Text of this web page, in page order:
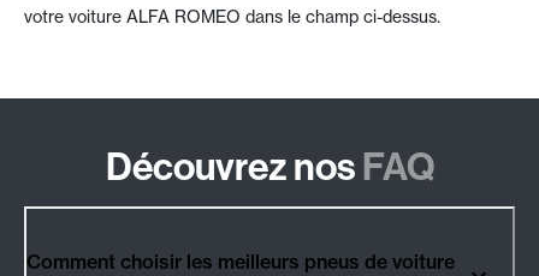
votre voiture ALFA ROMEO dans le champ ci-dessus.
Découvrez nosFAQ
Comment choisir les meilleurs pneus de voiture